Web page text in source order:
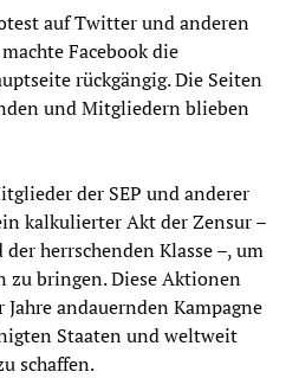
auf Twitter und anderen
Facebook die
rückgängig. Die Seiten
und Mitgliedern blieben
der SEP und anderer
kalkulierter Akt der Zensur –
herrschenden Klasse –, um
zu bringen. Diese Aktionen
andauernden Kampagne
Staaten und weltweit
schaffen.